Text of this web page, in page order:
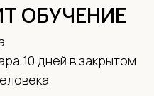
ОБУЧЕНИЕ
10 дней в закрытом